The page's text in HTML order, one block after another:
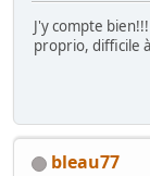
J'y compte
proprio, difficile
bleau77